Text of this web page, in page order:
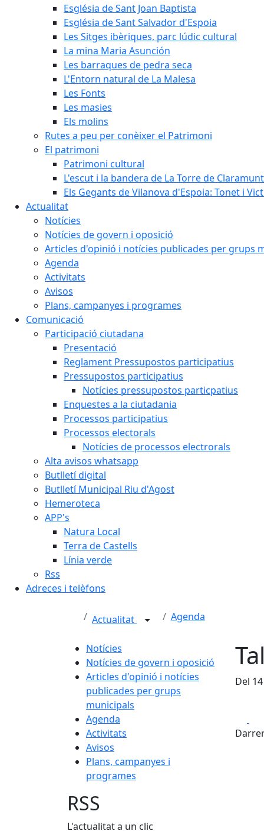
Església de Sant Joan Baptista
Església de Sant Salvador d'Espoia
Les Sitges ibèriques, parc lúdic cultural
La mina Maria Asunción
Les barraques de pedra seca
L'Entorn natural de La Malesa
Les Fonts
Les masies
Els molins
Rutes a peu per conèixer el Patrimoni
El patrimoni
Patrimoni cultural
L'escut i la bandera de La Torre de Claramunt
Els Gegants de Vilanova d'Espoia: Tonet i
Actualitat
Notícies
Notícies de govern i oposició
Articles d'opinió i notícies publicades per grups
Agenda
Activitats
Avisos
Plans, campanyes i programes
Comunicació
Participació ciutadana
Presentació
Reglament Pressupostos participatius
Pressupostos participatius
Notícies pressupostos particpatius
Enquestes a la ciutadania
Processos participatius
Processos electorals
Notícies de processos electrorals
Alta avisos whatsapp
Butlletí digital
Butlletí Municipal Riu d'Agost
Hemeroteca
APP's
Natura Local
Terra de Castells
Línia verde
Rss
Adreces i telèfons
Actualitat Agenda
Notícies
Notícies de govern i oposició
Articles d'opinió i notícies
publicades per grups
municipals
Agenda
Activitats
Avisos
Plans, campanyes i
programes
Del
RSS
L'actualitat a un clic